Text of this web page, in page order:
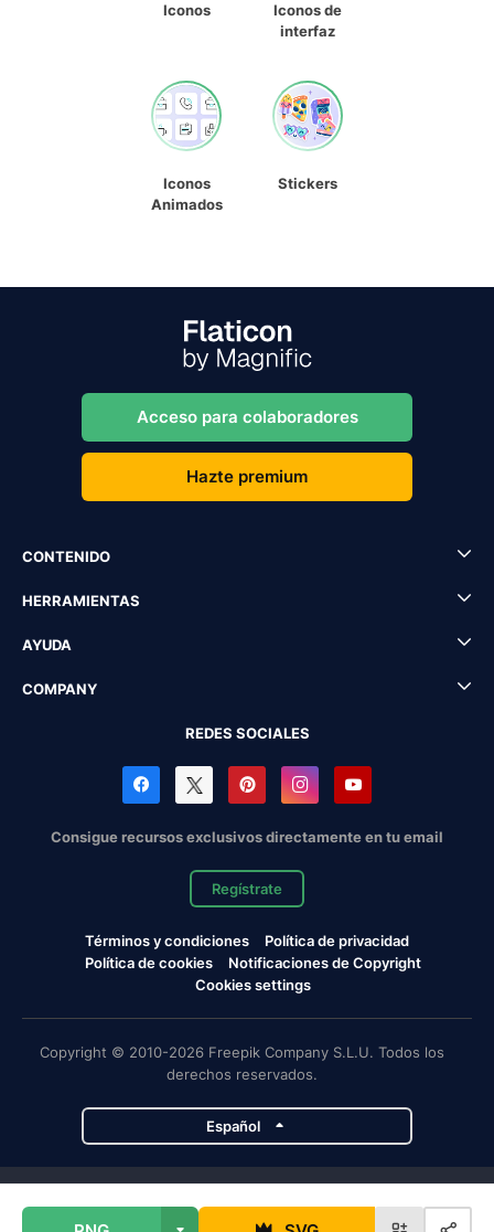
Iconos
Iconos de
interfaz
Iconos
Animados
Stickers
Acceso para colaboradores
Hazte premium
CONTENIDO
HERRAMIENTAS
AYUDA
COMPANY
REDES SOCIALES
Consigue recursos exclusivos directamente en tu email
Regístrate
Términos y condiciones
Política de privacidad
Política de cookies
Notificaciones de Copyright
Cookies settings
Copyright © 2010-2026 Freepik Company S.L.U. Todos los
derechos reservados.
Español